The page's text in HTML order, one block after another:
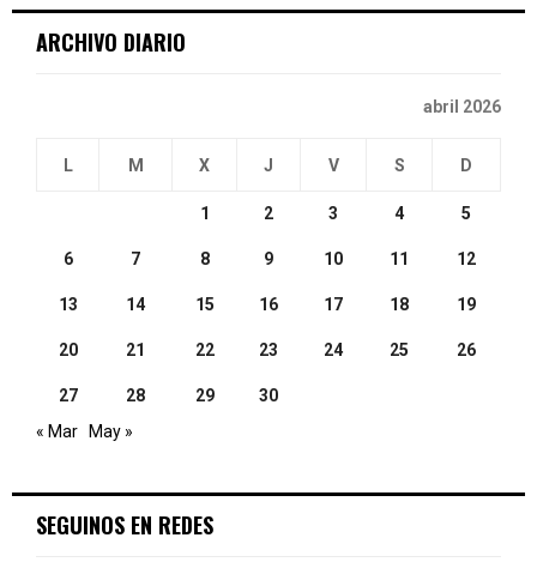
ARCHIVO DIARIO
abril 2026
L M X J V S D
1 2 3 4 5
6 7 8 9 10 11 12
13 14 15 16 17 18 19
20 21 22 23 24 25 26
27 28 29
30
« Mar
May »
SEGUINOS EN REDES